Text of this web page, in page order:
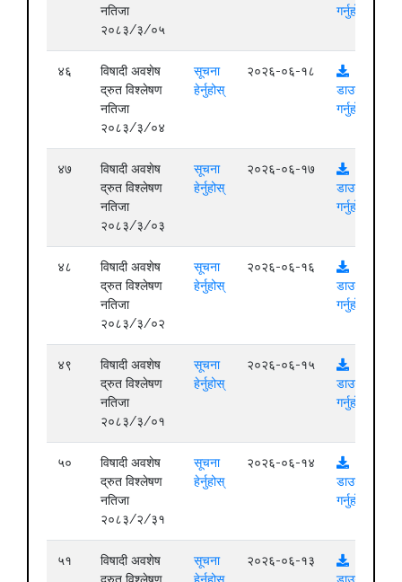
नतिजा
२०८३/३/०५
गर्नुहोस्
४६
विषादी अवशेष
द्रुत विश्लेषण
नतिजा
२०८३/३/०४
सूचना
हेर्नुहोस्
२०२६-०६-१८
डाउनलोड
गर्नुहोस्
४७
विषादी अवशेष
द्रुत विश्लेषण
नतिजा
२०८३/३/०३
सूचना
हेर्नुहोस्
२०२६-०६-१७
डाउनलोड
गर्नुहोस्
४८
विषादी अवशेष
द्रुत विश्लेषण
नतिजा
२०८३/३/०२
सूचना
हेर्नुहोस्
२०२६-०६-१६
डाउनलोड
गर्नुहोस्
४९
विषादी अवशेष
द्रुत विश्लेषण
नतिजा
२०८३/३/०१
सूचना
हेर्नुहोस्
२०२६-०६-१५
डाउनलोड
गर्नुहोस्
५०
विषादी अवशेष
द्रुत विश्लेषण
नतिजा
२०८३/२/३१
सूचना
हेर्नुहोस्
२०२६-०६-१४
डाउनलोड
गर्नुहोस्
५१
विषादी अवशेष
सूचना
२०२६-०६-१३